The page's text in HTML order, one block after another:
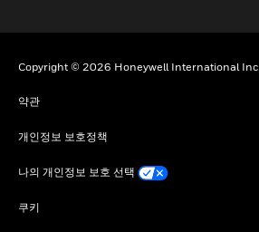
Copyright © 2026 Honeywell International Inc
약관
개인정보 보호정책
나의 개인정보 보호 선택
쿠키